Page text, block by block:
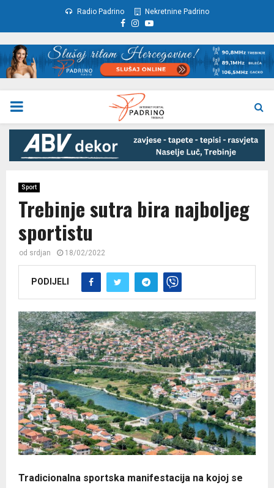
Radio Padrino Nekretnine Padrino
Facebook
Instagram
Youtube
PRIMARY
MENU
Sport
Trebinje sutra bira najboljeg
sportistu
od srdjan 18/02/2022
PODIJELI
Tradicionalna sportska manifestacija na kojoj se